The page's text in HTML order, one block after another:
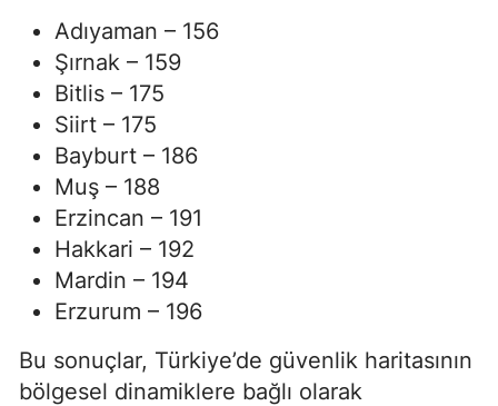
Adıyaman – 156
Şırnak – 159
Bitlis – 175
Siirt – 175
Bayburt – 186
Muş – 188
Erzincan – 191
Hakkari – 192
Mardin – 194
Erzurum – 196
Bu sonuçlar, Türkiye’de güvenlik haritasının
bölgesel dinamiklere bağlı olarak